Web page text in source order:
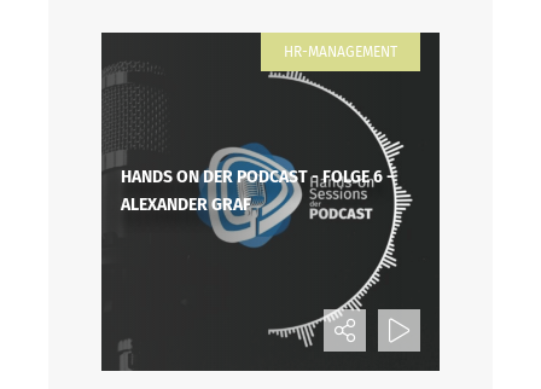
HR-MANAGEMENT
HANDS ON DER PODCAST - FOLGE 6 -
ALEXANDER GRAF